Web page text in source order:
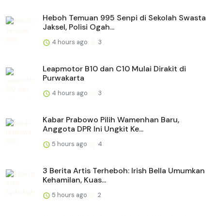
Heboh Temuan 995 Senpi di Sekolah Swasta
Jaksel, Polisi Ogah...
4 hours ago 3
Leapmotor B10 dan C10 Mulai Dirakit di
Purwakarta
4 hours ago 3
Kabar Prabowo Pilih Wamenhan Baru,
Anggota DPR Ini Ungkit Ke...
5 hours ago 4
3 Berita Artis Terheboh: Irish Bella Umumkan
Kehamilan, Kuas...
5 hours ago 2